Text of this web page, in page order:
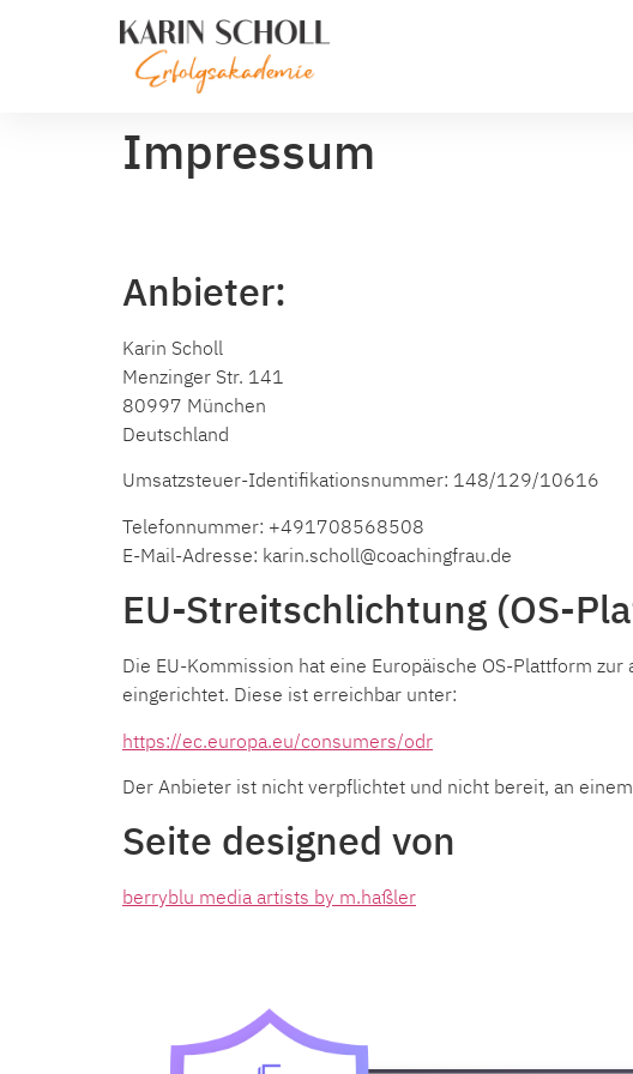
Impressum
Anbieter:
Karin Scholl
Menzinger Str. 141
80997 München
Deutschland
Umsatzsteuer-Identifikationsnummer: 148/129/10616
Telefonnummer: +491708568508
E-Mail-Adresse: karin.scholl@coachingfrau.de
EU-Streitschlichtung (OS-
Die EU-Kommission hat eine Europäische OS-Plattform
eingerichtet. Diese ist erreichbar unter:
https://ec.europa.eu/consumers/odr
Der Anbieter ist nicht verpflichtet und nicht bereit, an
Seite designed von
berryblu media artists by m.haßler